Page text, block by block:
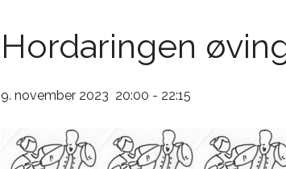
Hordaringen
9. november 2023 20:00 - 22:15